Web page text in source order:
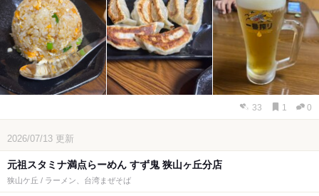
33 1 0
2026/07/13 更新
元祖スタミナ満点らーめん すず鬼 狭山ヶ丘分店
狭山ケ丘 / ラーメン、台湾まぜそば